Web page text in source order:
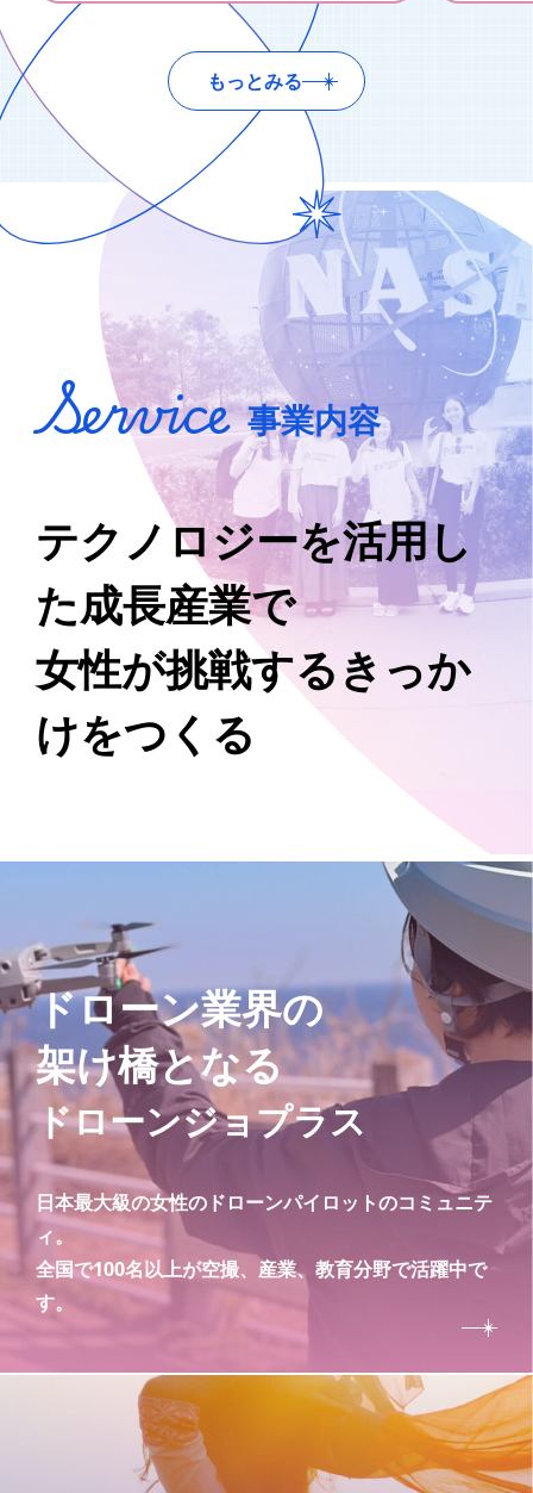
もっとみる
Service 事業内容
テクノロジーを活用し
た成長産業で
女性が挑戦するきっか
けをつくる
ドローン業界の
架け橋となる
ドローンジョプラス
日本最大級の女性のドローンパイロットのコミュニテ
ィ。
全国で100名以上が空撮、産業、教育分野で活躍中で
す。